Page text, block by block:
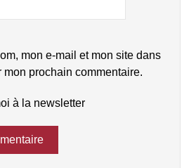
mon e-mail et mon site dans
mon prochain commentaire.
à la newsletter